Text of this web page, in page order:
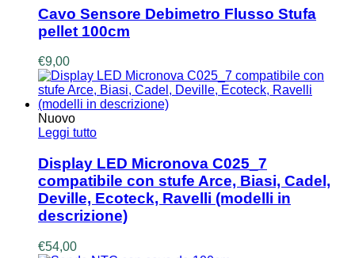
Cavo Sensore Debimetro Flusso Stufa
pellet 100cm
€9,00
Nuovo
Leggi tutto
Display LED Micronova C025_7
compatibile con stufe Arce, Biasi, Cadel,
Deville, Ecoteck, Ravelli (modelli in
descrizione)
€54,00